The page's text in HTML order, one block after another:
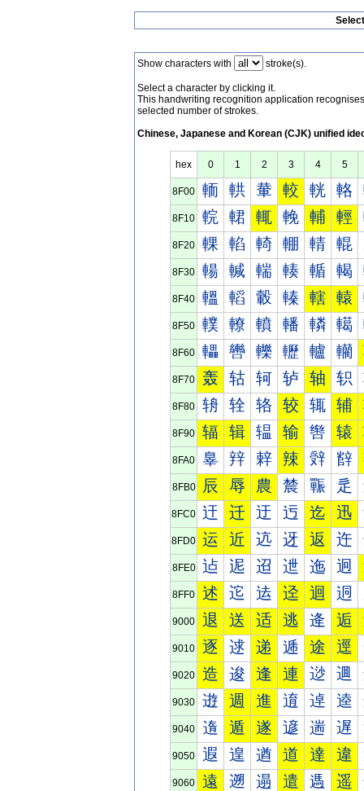
Show characters with stroke(s).
Select a character by clicking it.
This handwriting recognition application
selected number of strokes.
Chinese, Japanese and Korean (CJK) unified
hex 0 1 2 3 4 5
8F00 輀 輁 輂 較 輄 輅
8F10 輐 輑 輒 輓 輔 輕
8F20 輠 輡 輢 輣 輤 輥
8F30 輰 輱 輲 輳 輴 輵
8F40 轀 轁 轂 轃 轄 轅
8F50 轐 轑 轒 轓 轔 轕
8F60 轠 轡 轢 轣 轤 轥
8F70 轰 轱 轲 轳 轴 轵
8F80 辀 辁 辂 较 辄 辅
8F90 辐 辑 辒 输 辔 辕
8FA0 辠 辡 辢 辣 辤 辥
8FB0 辰 辱 農 辳 辴 辵
8FC0 迀 迁 迂 迃 迄 迅
8FD0 运 近 迒 迓 返 迕
8FE0 迠 迡 迢 迣 迤 迥
8FF0 述 迱 迲 迳 迴 迵
9000 退 送 适 逃 逄 逅
9010 逐 逑 递 逓 途 逕
9020 造 逡 逢 連 逤 逥
9030 逰 週 進 逳 逴 逵
9040 遀 遁 遂 遃 遄 遅
9050 遐 遑 遒 道 達 違
9060 遠 遡 遢 遣 遤 遥